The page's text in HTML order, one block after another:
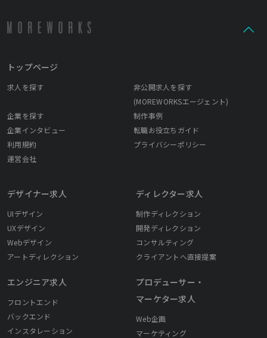
トップページ
求人を探す
非公開求人を探す
(MOREWORKSエージェント)
企業を探す
制作事例
企業インタビュー
転職お役立ちガイド
利用規約
プライバシーポリシー
運営会社
デザイナー求人
UIデザイン
UXデザイン
Webデザイン
アートディレクション
エンジニア求人
フロントエンド
バックエンド
インスタレーション
ディレクター求人
制作ディレクション
開発ディレクション
コンサルティング
クライアントへ直接提案
プロデューサー・
マーケター求人
Web企画
マーケティング